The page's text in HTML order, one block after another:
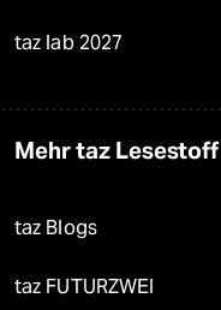
taz lab 2027
Mehr taz Lesestoff
taz Blogs
taz FUTURZWEI